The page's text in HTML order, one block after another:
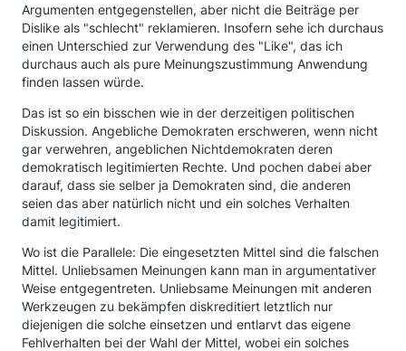
Argumenten entgegenstellen, aber nicht die Beiträge per
Dislike als "schlecht" reklamieren. Insofern sehe ich durchaus
einen Unterschied zur Verwendung des "Like", das ich
durchaus auch als pure Meinungszustimmung Anwendung
finden lassen würde.
Das ist so ein bisschen wie in der derzeitigen politischen
Diskussion. Angebliche Demokraten erschweren, wenn nicht
gar verwehren, angeblichen Nichtdemokraten deren
demokratisch legitimierten Rechte. Und pochen dabei aber
darauf, dass sie selber ja Demokraten sind, die anderen
seien das aber natürlich nicht und ein solches Verhalten
damit legitimiert.
Wo ist die Parallele: Die eingesetzten Mittel sind die falschen
Mittel. Unliebsamen Meinungen kann man in argumentativer
Weise entgegentreten. Unliebsame Meinungen mit anderen
Werkzeugen zu bekämpfen diskreditiert letztlich nur
diejenigen die solche einsetzen und entlarvt das eigene
Fehlverhalten bei der Wahl der Mittel, wobei ein solches